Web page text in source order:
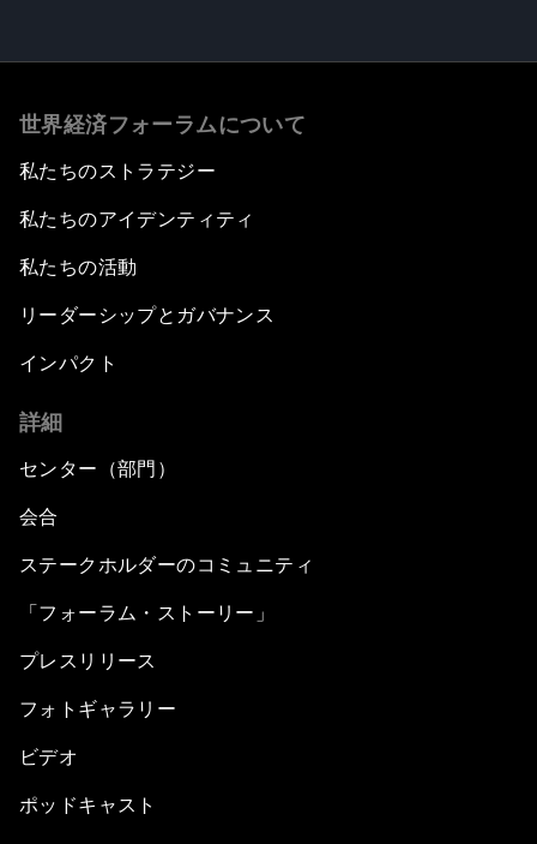
世界経済フォーラムについて
私たちのストラテジー
私たちのアイデンティティ
私たちの活動
リーダーシップとガバナンス
インパクト
詳細
センター（部門）
会合
ステークホルダーのコミュニティ
「フォーラム・ストーリー」
プレスリリース
フォトギャラリー
ビデオ
ポッドキャスト